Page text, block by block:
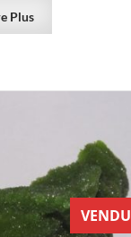
Plus
VENDU